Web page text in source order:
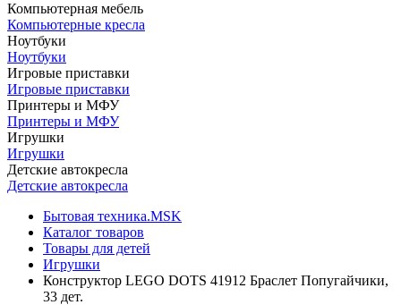
Компьютерная мебель
Компьютерные кресла
Ноутбуки
Ноутбуки
Игровые приставки
Игровые приставки
Принтеры и МФУ
Принтеры и МФУ
Игрушки
Игрушки
Детские автокресла
Детские автокресла
Бытовая техника.MSK
Каталог товаров
Товары для детей
Игрушки
Конструктор LEGO DOTS 41912 Браслет Попугайчики,
33 дет.